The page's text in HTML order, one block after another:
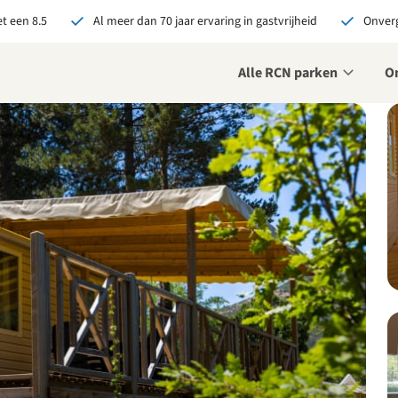
een 8.5 Al meer dan 70 jaar ervaring in gastvrijheid
Alle RCN parken
bij RCN boekt, krijg je:
De beste prijsgarantie
Exclusieve voordelen
Persoonlijk contact
alle voordelen